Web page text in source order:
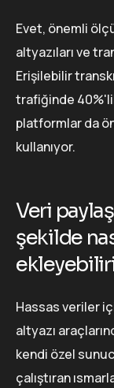
Evet, önemli
altyazıları ve
Erişilebilir
trafiğinde
platformlar da
kullanıyor.
Veri
şekilde
Hassas veriler
altyazı
kendi özel
çalıştıran